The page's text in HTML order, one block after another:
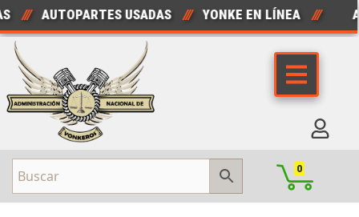
Saltar
al
contenido
AUTOPARTES USADAS /// YONKE EN LÍNEA ///
0